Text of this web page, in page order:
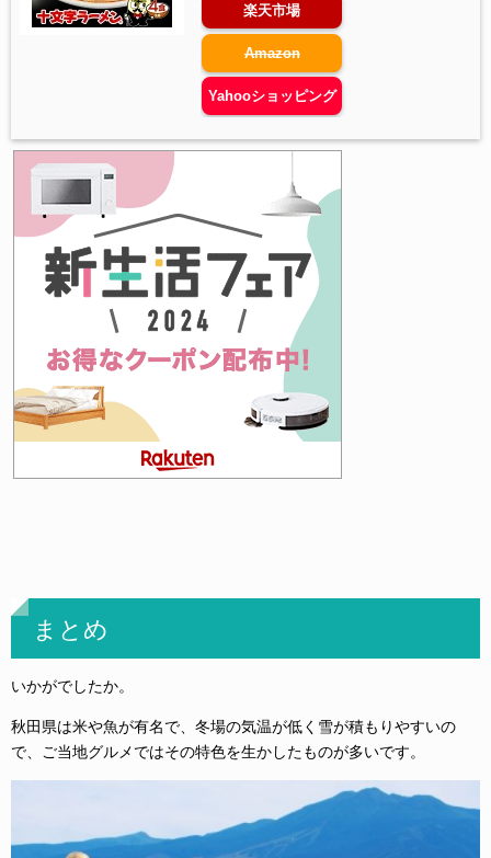
楽天市場
Amazon
Yahooショッピング
まとめ
いかがでしたか。
秋田県は米や魚が有名で、冬場の気温が低く雪が積もりやすいの
で、ご当地グルメではその特色を生かしたものが多いです。